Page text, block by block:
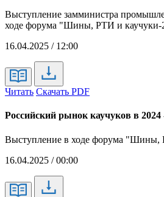
Выступление замминистра
ходе форума "Шины, РТИ и каучуки-
16.04.2025 / 12:00
Читать Скачать PDF
Российский рынок каучуков в 2024
Выступление в ходе форума "Шины,
16.04.2025 / 00:00